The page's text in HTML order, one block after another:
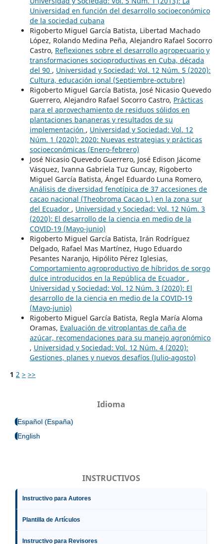
Universidad en función del desarrollo socioeconómico
de la sociedad cubana
Rigoberto Miguel García Batista, Libertad Machado
López, Rolando Medina Peña, Alejandro Rafael Socorro
Castro, Reflexiones sobre el desarrollo agropecuario y
transformaciones socioproductivas en Cuba, década
del 90 , Universidad y Sociedad: Vol. 12 Núm. 5 (2020):
Cultura, educación ional (Septiembre-octubre)
Rigoberto Miguel García Batista, José Nicasio Quevedo
Guerrero, Alejandro Rafael Socorro Castro, Prácticas
para el aprovechamiento de residuos sólidos en
plantaciones bananeras y resultados de su
implementación , Universidad y Sociedad: Vol. 12
Núm. 1 (2020): 2020: Nuevas estrategias y prácticas
socioeconómicas (Enero-febrero)
José Nicasio Quevedo Guerrero, José Edison Jácome
Vásquez, Ivanna Gabriela Tuz Guncay, Rigoberto
Miguel García Batista, Ángel Eduardo Luna Romero,
Análisis de diversidad fenotípica de 37 accesiones de
cacao nacional (Theobroma Cacao L.) en la zona sur
del Ecuador , Universidad y Sociedad: Vol. 12 Núm. 3
(2020): El desarrollo de la ciencia en medio de la
COVID-19 (Mayo-junio)
Rigoberto Miguel García Batista, Irán Rodríguez
Delgado, Rafael Mas Martínez, Hugo Eduardo
Pesantes Naranjo, Hipólito Pérez Iglesias,
Comportamiento agroproductivo de híbridos de sorgo
dulce introducidos en la República de Ecuador ,
Universidad y Sociedad: Vol. 12 Núm. 3 (2020): El
desarrollo de la ciencia en medio de la COVID-19
(Mayo-junio)
Rigoberto Miguel García Batista, Regla María Aloma
Oramas, Evaluación de vitroplantas de caña de
azúcar, recomendaciones para su manejo agronómico
, Universidad y Sociedad: Vol. 12 Núm. 4 (2020):
Gestiones, planes y nuevos desafíos (Julio-agosto)
1 2 > >>
Idioma
Español (España)
English
INSTRUCTIVOS
Instructivo para Autores
Plantilla de Artículos
Instructivo para Revisores